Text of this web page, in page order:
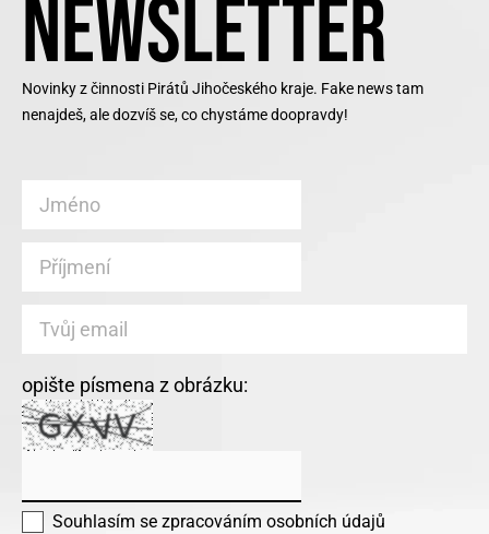
NEWSLETTER
Novinky z činnosti Pirátů Jihočeského kraje. Fake news tam
nenajdeš, ale dozvíš se, co chystáme doopravdy!
opište písmena z obrázku:
Souhlasím se zpracováním osobních údajů